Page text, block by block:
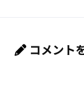
コメント